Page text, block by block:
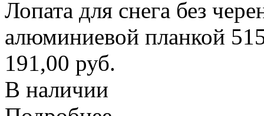
Лопата для снега без
алюминиевой планкой
191,00 руб.
В наличии